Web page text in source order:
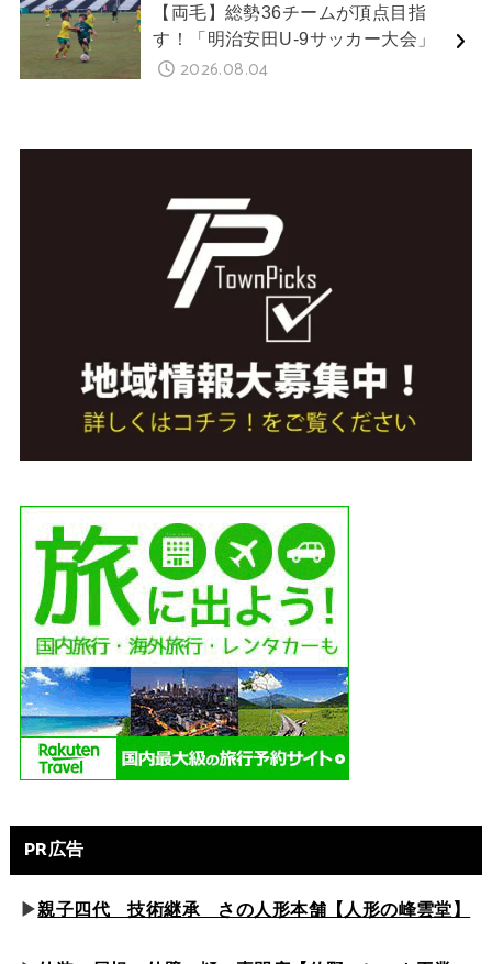
【両毛】総勢36チームが頂点目指
す！「明治安田U-9サッカー大会」
2026.08.04
PR広告
▶親子四代 技術継承 さの人形本舗【人形の峰雲堂】